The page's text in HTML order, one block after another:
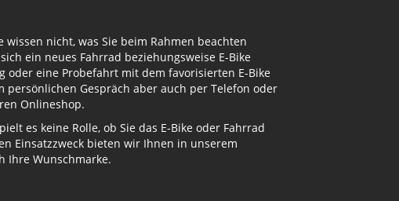
nicht, was Sie beim Rahmen beachten
ein neues Fahrrad beziehungsweise E-Bike
eine Probefahrt mit dem favorisierten E-Bike
Gespräch aber auch per Telefon oder
Onlineshop.
es keine Rolle, ob Sie das E-Bike oder Fahrrad
Einsatzzweck bieten wir Ihnen in unserem
Ihre Wunschmarke.